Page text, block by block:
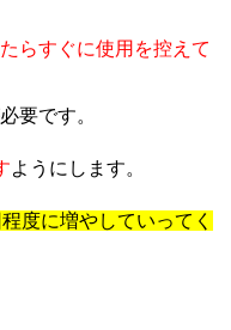
らすぐに使用を控えて
要です。
ようにします。
度に増やしていってく